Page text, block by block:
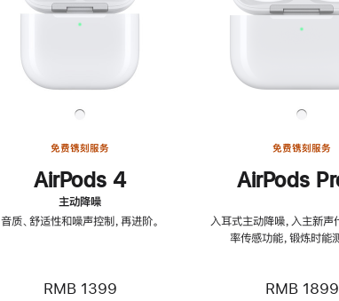
免费镌刻服务
AirPods 4
主动降噪
音质、舒适性和噪声控制，再进阶。
RMB 1399
免费镌刻服务
AirPods
入耳式主动降噪，入主新声
率传感功能，锻炼时能
RMB 1899